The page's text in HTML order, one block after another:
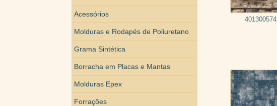
Acessórios
Molduras e Rodapés de Poliuretano
Grama Sintética
Borracha em Placas e Mantas
Molduras Epex
Forrações
401300574